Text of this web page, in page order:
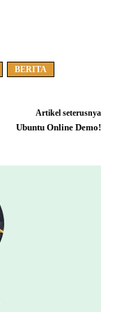
BERITA
Artikel seterusnya
Ubuntu Online Demo!